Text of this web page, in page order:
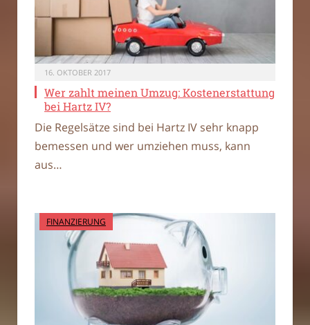
16. OKTOBER 2017
Wer zahlt meinen Umzug: Kostenerstattung
bei Hartz IV?
Die Regelsätze sind bei Hartz IV sehr knapp
bemessen und wer umziehen muss, kann
aus…
FINANZIERUNG